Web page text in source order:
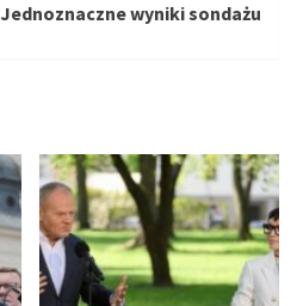
Jednoznaczne wyniki sondażu